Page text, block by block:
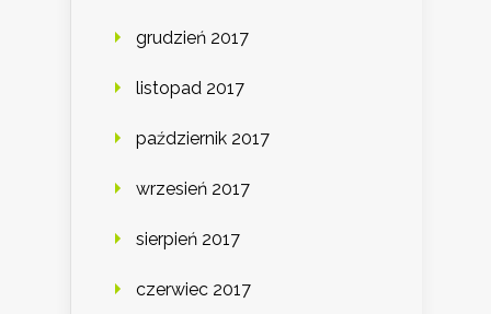
grudzień 2017
listopad 2017
październik 2017
wrzesień 2017
sierpień 2017
czerwiec 2017